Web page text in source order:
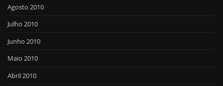
Agosto 2010
Julho 2010
Junho 2010
Maio 2010
Abril 2010